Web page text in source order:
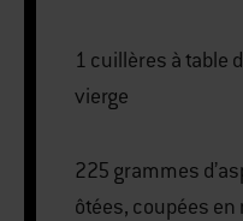
1 cuillères à table d’huile d’olive extra-
vierge
225 grammes d’asperges, extrémités
ôtées, coupées en